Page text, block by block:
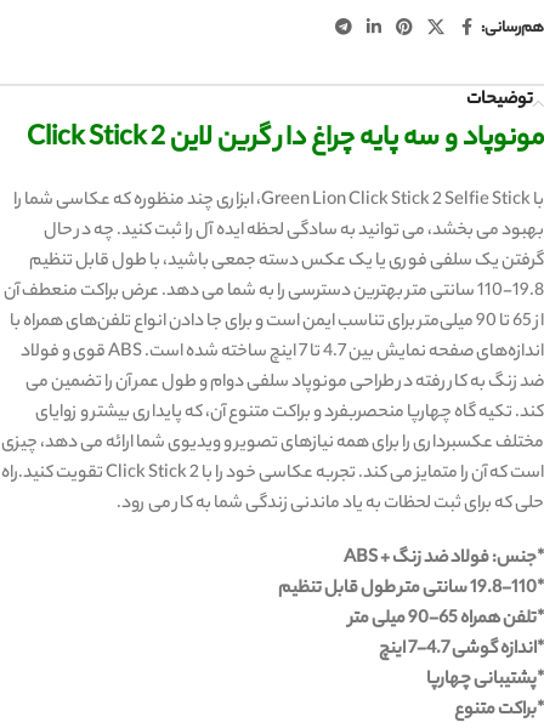
هم‌رسانی:
توضیحات
مونوپاد و سه پایه چراغ دار گرین لاین Click Stick 2
با Green Lion Click Stick 2 Selfie Stick، ابزاری چند منظوره که عکاسی شما را
بهبود می بخشد، می توانید به سادگی لحظه ایده آل را ثبت کنید. چه در حال
گرفتن یک سلفی فوری یا یک عکس دسته جمعی باشید، با طول قابل تنظیم
19.8-110 سانتی متر بهترین دسترسی را به شما می دهد. عرض براکت منعطف آن
از 65 تا 90 میلی‌متر برای تناسب ایمن است و برای جا دادن انواع تلفن‌های همراه با
اندازه‌های صفحه نمایش بین 4.7 تا 7 اینچ ساخته شده است. ABS قوی و فولاد
ضد زنگ به کار رفته در طراحی مونوپاد سلفی دوام و طول عمر آن را تضمین می
کند. تکیه گاه چهارپا منحصربفرد و براکت متنوع آن، که پایداری بیشتر و زوایای
مختلف عکسبرداری را برای همه نیازهای تصویر و ویدیوی شما ارائه می دهد، چیزی
است که آن را متمایز می کند. تجربه عکاسی خود را با Click Stick 2 تقویت کنید.راه
حلی که برای ثبت لحظات به یاد ماندنی زندگی شما به کار می رود.
*جنس: فولاد ضد زنگ + ABS
*19.8-110 سانتی متر طول قابل تنظیم
*تلفن همراه 65-90 میلی متر
*اندازه گوشی 4.7-7 اینچ
*پشتیبانی چهارپا
*براکت متنوع